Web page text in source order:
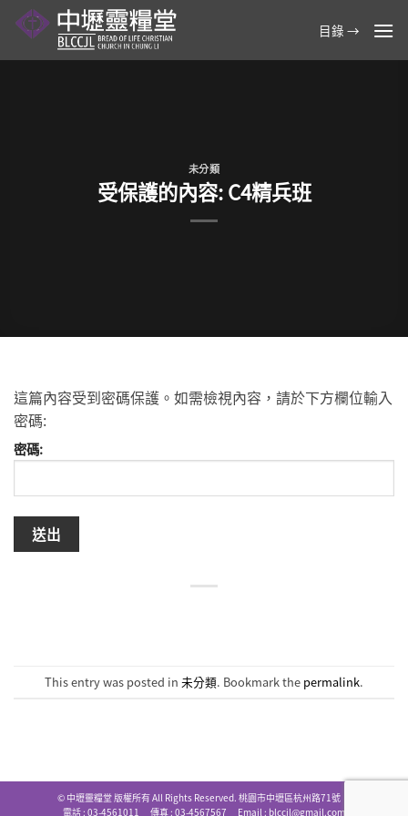
Skip
content
目錄 →
未分類
受保護的內容: C4精兵班
這篇內容受到密碼保護。如需檢視內容，請於下方欄位輸入
密碼:
密碼:
This entry was posted in 未分類. Bookmark the permalink.
© 中壢靈糧堂 版權所有 All Rights Reserved. 桃園市中壢區杭州路71號
電話 : 03-4561011 傳真 : 03-4567567 Email : blccjl@gmail.com